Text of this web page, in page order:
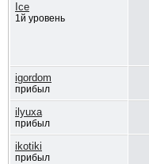
Ice
1й уровень
igordom
прибыл
ilyuxa
прибыл
ikotiki
прибыл